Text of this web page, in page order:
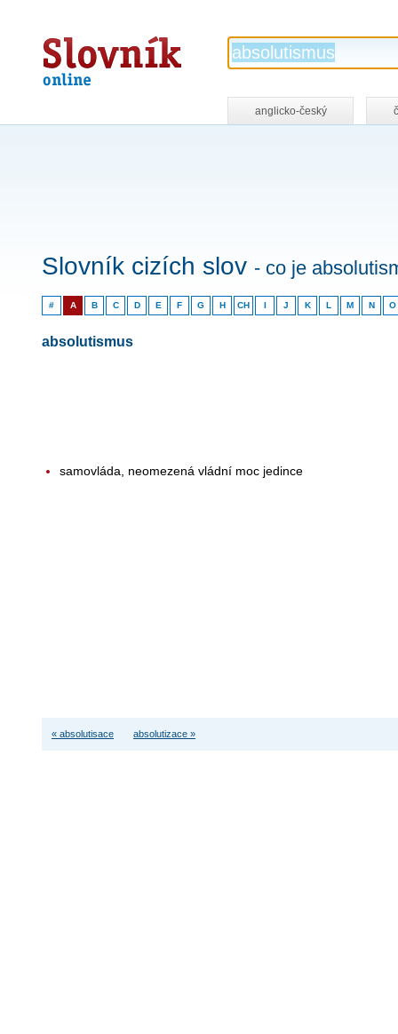
Slovník
online
anglicko-český
Slovník cizích slov - co je
# A B C D E F G H CH I J K L M N O
absolutismus
samovláda, neomezená vládní moc jedince
« absolutisace absolutizace »